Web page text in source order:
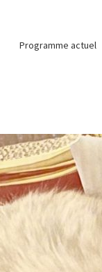
Programme actuel